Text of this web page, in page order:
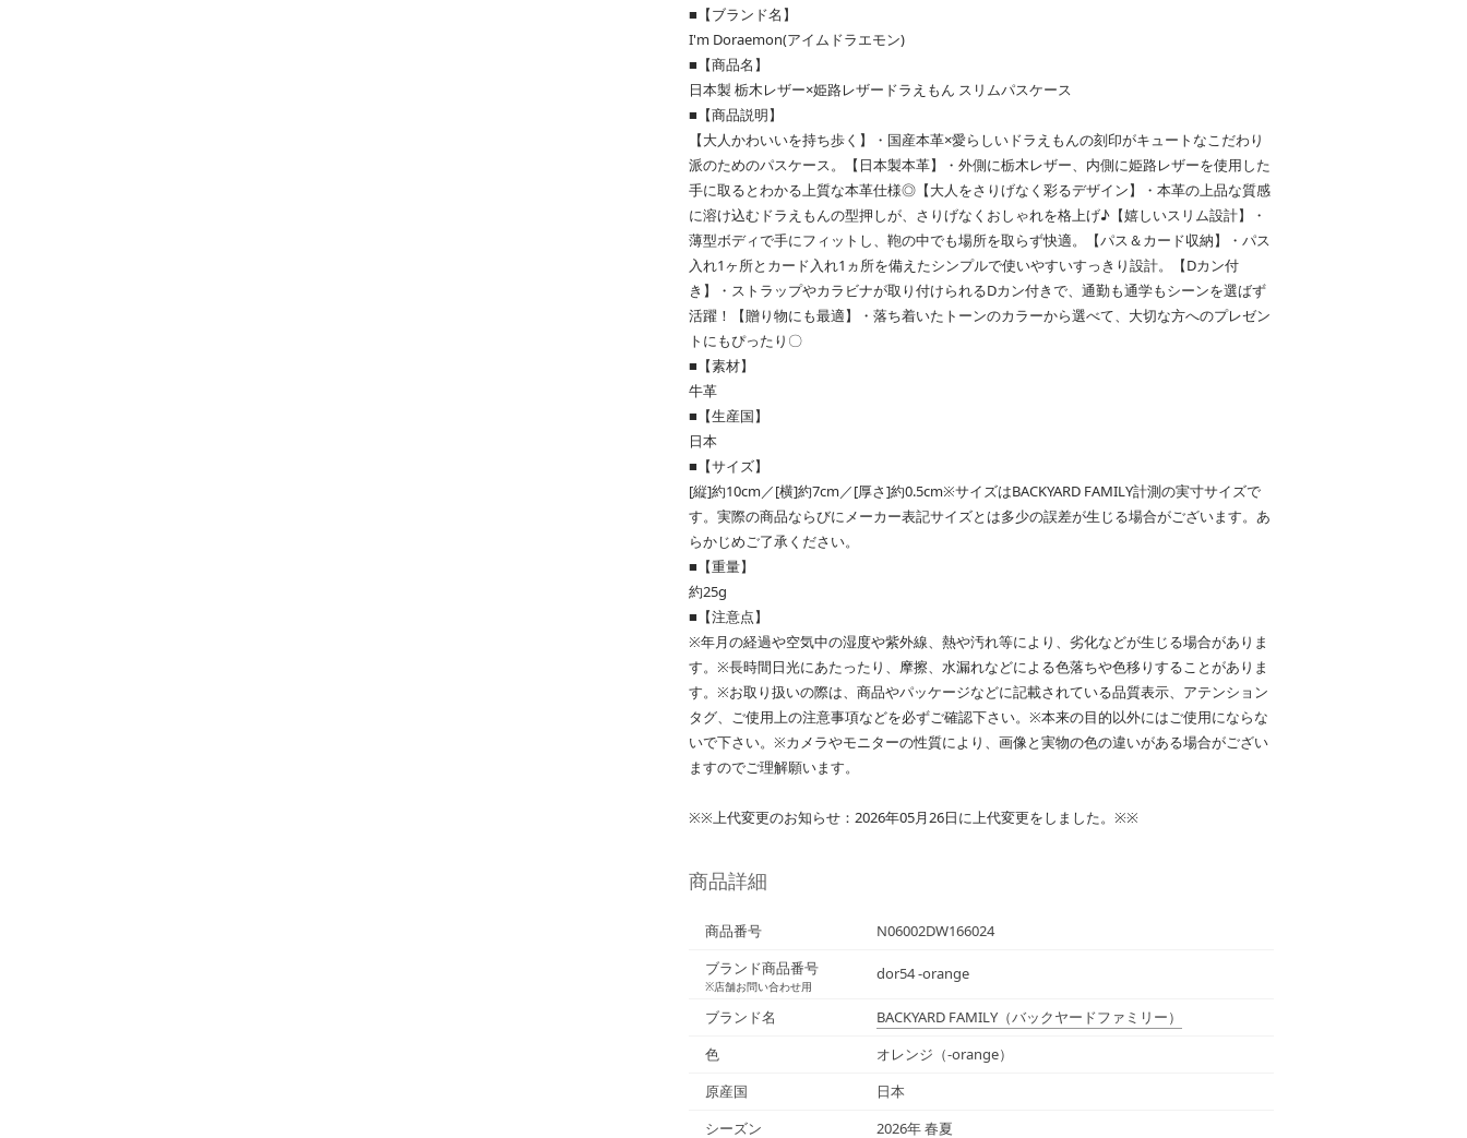
■【ブランド名】
I'm Doraemon(アイムドラエモン)
■【商品名】
日本製 栃木レザー×姫路レザードラえもん スリムパスケース
■【商品説明】
【大人かわいいを持ち歩く】・国産本革×愛らしいドラえもんの刻印がキュートなこだわり
派のためのパスケース。【日本製本革】・外側に栃木レザー、内側に姫路レザーを使用した
手に取るとわかる上質な本革仕様◎【大人をさりげなく彩るデザイン】・本革の上品な質感
に溶け込むドラえもんの型押しが、さりげなくおしゃれを格上げ♪【嬉しいスリム設計】・
薄型ボディで手にフィットし、鞄の中でも場所を取らず快適。【パス＆カード収納】・パス
入れ1ヶ所とカード入れ1ヵ所を備えたシンプルで使いやすいすっきり設計。【Dカン付
き】・ストラップやカラビナが取り付けられるDカン付きで、通勤も通学もシーンを選ばず
活躍！【贈り物にも最適】・落ち着いたトーンのカラーから選べて、大切な方へのプレゼン
トにもぴったり〇
■【素材】
牛革
■【生産国】
日本
■【サイズ】
[縦]約10cm／[横]約7cm／[厚さ]約0.5cm※サイズはBACKYARD FAMILY計測の実寸サイズで
す。実際の商品ならびにメーカー表記サイズとは多少の誤差が生じる場合がございます。あ
らかじめご了承ください。
■【重量】
約25g
■【注意点】
※年月の経過や空気中の湿度や紫外線、熱や汚れ等により、劣化などが生じる場合がありま
す。※長時間日光にあたったり、摩擦、水漏れなどによる色落ちや色移りすることがありま
す。※お取り扱いの際は、商品やパッケージなどに記載されている品質表示、アテンション
タグ、ご使用上の注意事項などを必ずご確認下さい。※本来の目的以外にはご使用にならな
いで下さい。※カメラやモニターの性質により、画像と実物の色の違いがある場合がござい
ますのでご理解願います。
※※上代変更のお知らせ：2026年05月26日に上代変更をしました。※※
商品詳細
商品番号
N06002DW166024
ブランド商品番号
※店舗お問い合わせ用
dor54 -orange
ブランド名 BACKYARD FAMILY （バックヤードファミリー）
色
オレンジ（-orange）
原産国
日本
シーズン
2026年 春夏